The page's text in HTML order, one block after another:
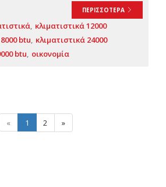
ΠΕΡΙΣΣΟΤΕΡΑ
κλιματιστικά 12000
btu κλιματιστικά 24000
btu οικονομία
« 1 2 »